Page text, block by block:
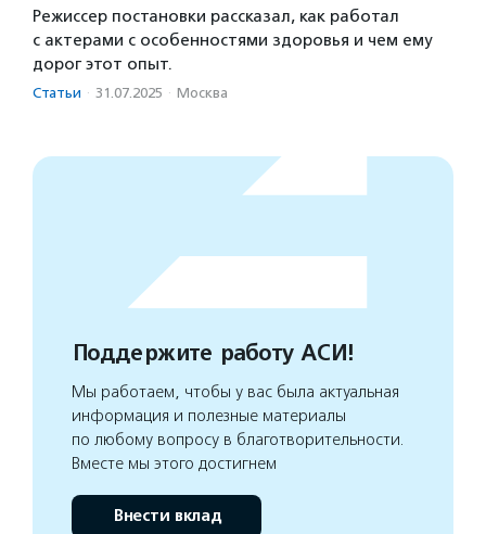
Режиссер постановки рассказал, как работал
с актерами с особенностями здоровья и чем ему
дорог этот опыт.
Статьи · 31.07.2025 · Москва
Поддержите работу АСИ!
Мы работаем, чтобы у вас была актуальная
информация и полезные материалы
по любому вопросу в благотворительности.
Вместе мы этого достигнем
Внести вклад